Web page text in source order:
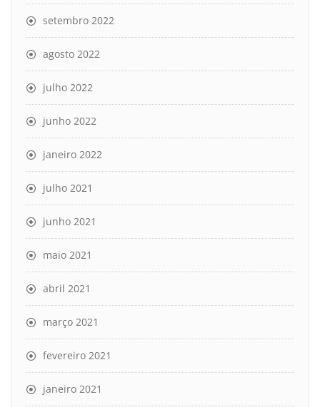
setembro 2022
agosto 2022
julho 2022
junho 2022
janeiro 2022
julho 2021
junho 2021
maio 2021
abril 2021
março 2021
fevereiro 2021
janeiro 2021